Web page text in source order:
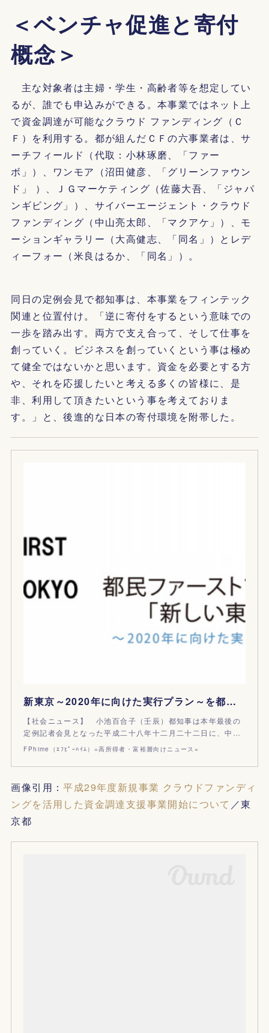
＜ベンチャ促進と寄付
概念＞
主な対象者は主婦・学生・高齢者等を想定してい
るが、誰でも申込みができる。本事業ではネット上
で資金調達が可能なクラウド ファンディング（Ｃ
Ｆ）を利用する。都が組んだＣＦの六事業者は、サ
ーチフィールド（代取：小林琢磨、「ファー
ボ」）、ワンモア（沼田健彦、「グリーンファウン
ド」 ）、ＪＧマーケティング（佐藤大吾、「ジャパ
ンギビング」）、サイバーエージェント・クラウド
ファンディング（中山亮太郎、「マクアケ」）、モ
ーションギャラリー（大高健志、「同名」）とレデ
ィーフォー（米良はるか、「同名」）。
同日の定例会見で都知事は、本事業をフィンテック
関連と位置付け。「逆に寄付をするという意味での
一歩を踏み出す。両方で支え合って、そして仕事を
創っていく。ビジネスを創っていくという事は極め
て健全ではないかと思います。資金を必要とする方
や、それを応援したいと考える多くの皆様に、是
非、利用して頂きたいという事を考えておりま
す。」と、後進的な日本の寄付環境を附帯した。
新東京～2020年に向けた実行プラン～を都が策定
【社会ニュース】 小池百合子（壬辰）都知事は本年最後の
定例記者会見となった平成二十八年十二月二十二日に、中…
FPhime（ｴﾌﾋﾟｰﾊｲﾑ）=高所得者・富裕層向けニュース=
画像引用：平成29年度新規事業 クラウドファンディ
ングを活用した資金調達支援事業開始について ／東
京都